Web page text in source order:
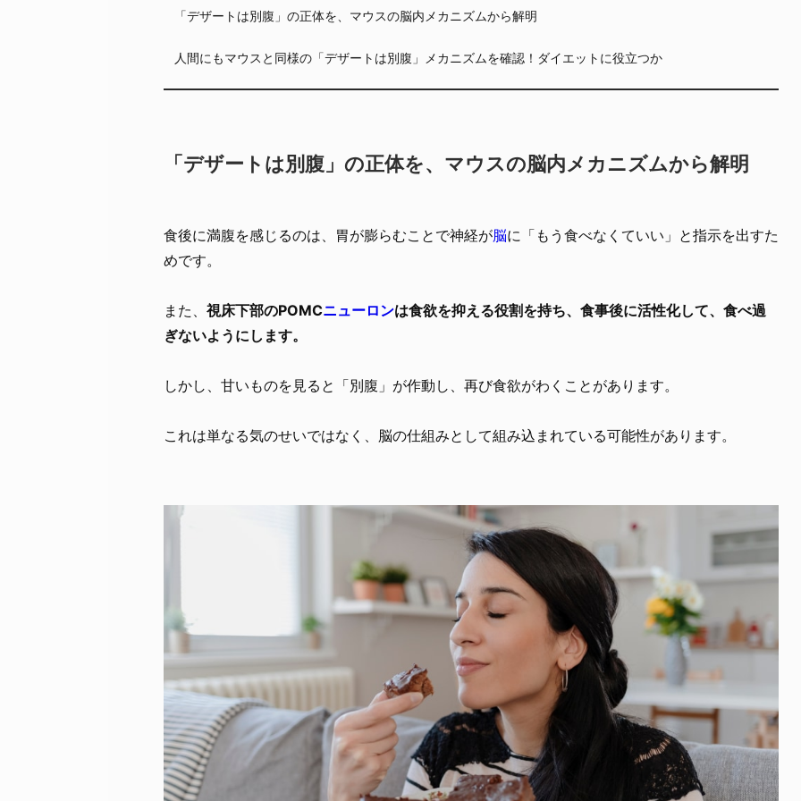
「デザートは別腹」の正体を、マウスの脳内メカニズムから解明
人間にもマウスと同様の「デザートは別腹」メカニズムを確認！ダイエットに役立つか
「デザートは別腹」の正体を、マウスの脳内メカニズムから解明
食後に満腹を感じるのは、胃が膨らむことで神経が脳に「もう食べなくていい」と指示を出すた
めです。
また、 視床下部のPOMCニューロンは食欲を抑える役割を持ち、食事後に活性化して、食べ過
ぎないようにします。
しかし、甘いものを見ると「別腹」が作動し、再び食欲がわくことがあります。
これは単なる気のせいではなく、脳の仕組みとして組み込まれている可能性があります。